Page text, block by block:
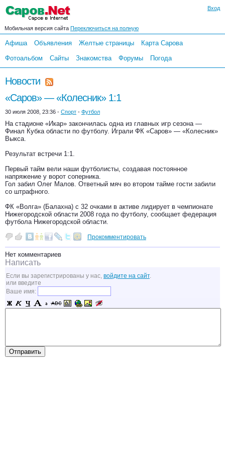
Вход
Мобильная версия сайта Переключиться на полную
Афиша Объявления Желтые страницы
Карта Сарова
Фотоальбом
Сайты Знакомства Форумы Погода
Новости
«Саров» — «Колесник» 1:1
30 июля 2008, 23:36 - Спорт - Футбол
На стадионе «Икар» закончилась одна из главных игр сезона —
Финал Кубка области по футболу. Играли ФК «Саров» — «Колесник»
Выкса.
Результат встречи 1:1.
Первый тайм вели наши футболисты, создавая постоянное
напряжение у ворот соперника.
Гол забил Олег Малов. Ответный мяч во втором тайме гости забили
со штрафного.
ФК «Волга» (Балахна) с 32 очками в активе лидирует в чемпионате
Нижегородской области 2008 года по футболу, сообщает федерация
футбола Нижегородской области.
Прокомментировать
Нет комментариев
Написать
Если вы зарегистрированы у нас, войдите на сайт.
или введите
Ваше имя: